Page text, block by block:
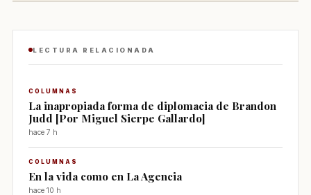
LECTURA RELACIONADA
COLUMNAS
La inapropiada forma de diplomacia de Brandon
Judd [Por Miguel Sierpe Gallardo]
hace 7 h
COLUMNAS
En la vida como en La Agencia
hace 10 h